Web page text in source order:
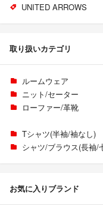
UNITED ARROWS
取り扱いカテゴリ
ルームウェア
ニット/セーター
ローファー/革靴
Tシャツ(半袖/袖なし)
シャツ/ブラウス(長袖/
お気に入りブランド